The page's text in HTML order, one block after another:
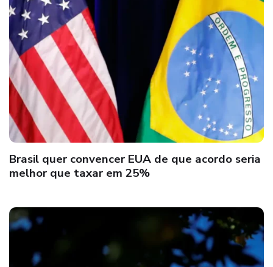
Brasil quer convencer EUA de que acordo seria
melhor que taxar em 25%